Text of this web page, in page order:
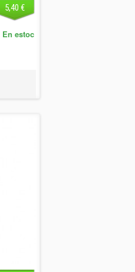
5,40 €
En estoc